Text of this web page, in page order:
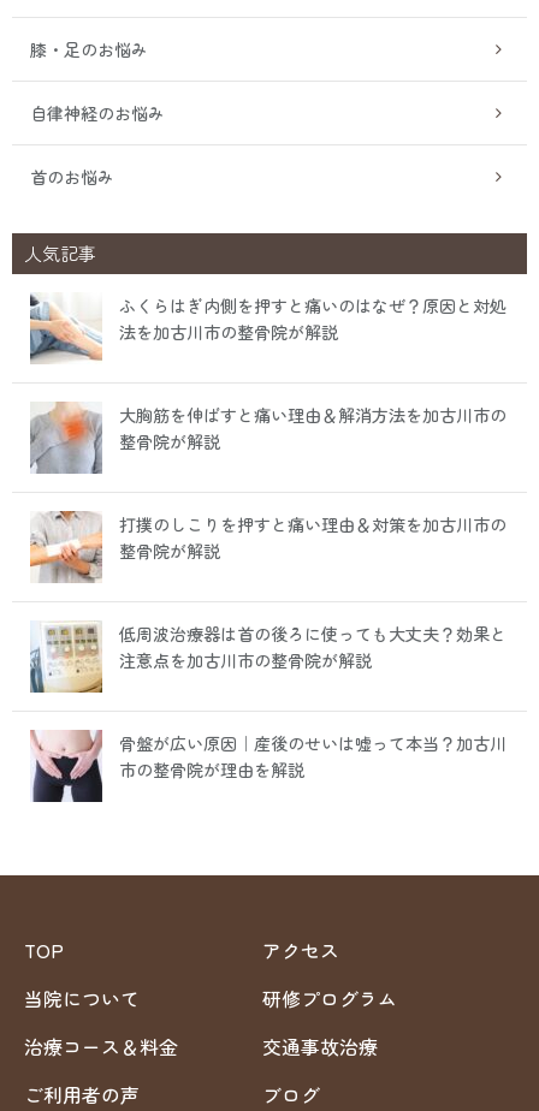
膝・足のお悩み
自律神経のお悩み
首のお悩み
人気記事
ふくらはぎ内側を押すと痛いのはなぜ？原因と対処
法を加古川市の整骨院が解説
大胸筋を伸ばすと痛い理由＆解消方法を加古川市の
整骨院が解説
打撲のしこりを押すと痛い理由＆対策を加古川市の
整骨院が解説
低周波治療器は首の後ろに使っても大丈夫？効果と
注意点を加古川市の整骨院が解説
骨盤が広い原因｜産後のせいは嘘って本当？加古川
市の整骨院が理由を解説
TOP
当院について
治療コース＆料金
ご利用者の声
アクセス
研修プログラム
交通事故治療
ブログ